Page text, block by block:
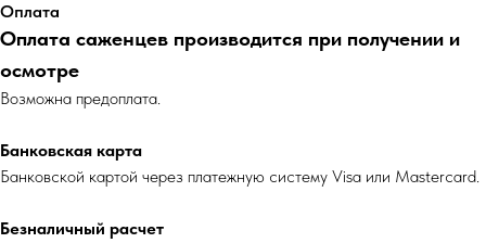
Оплата
Оплата саженцев производится при получении и
осмотре
Возможна предоплата.
Банковская карта
Банковской картой через платежную систему Visa или Mastercard.
Безналичный расчет